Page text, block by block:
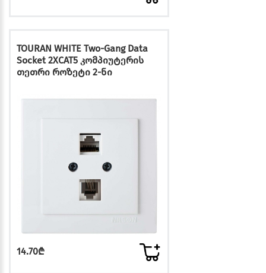
TOURAN WHITE Two-Gang Data
Socket 2XCAT5 კომპიუტერის
თეთრი როზეტი 2-ნი
14.70₾